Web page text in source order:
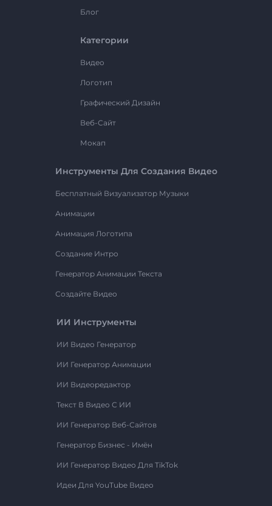
Блог
Категории
Видео
Логотип
Графический Дизайн
Веб-Сайт
Мокап
Инструменты Для Создания Видео
Бесплатный Визуализатор Музыки
Анимации
Анимация Логотипа
Создание Интро
Генератор Анимации Текста
Создайте Видео
ИИ Инструменты
ИИ Видео Генератор
ИИ Генератор Анимации
ИИ Видеоредактор
Текст В Видео С ИИ
ИИ Генератор Веб-Сайтов
Генератор Бизнес - Имён
ИИ Генератор Видео Для TikTok
Идеи Для YouTube Видео